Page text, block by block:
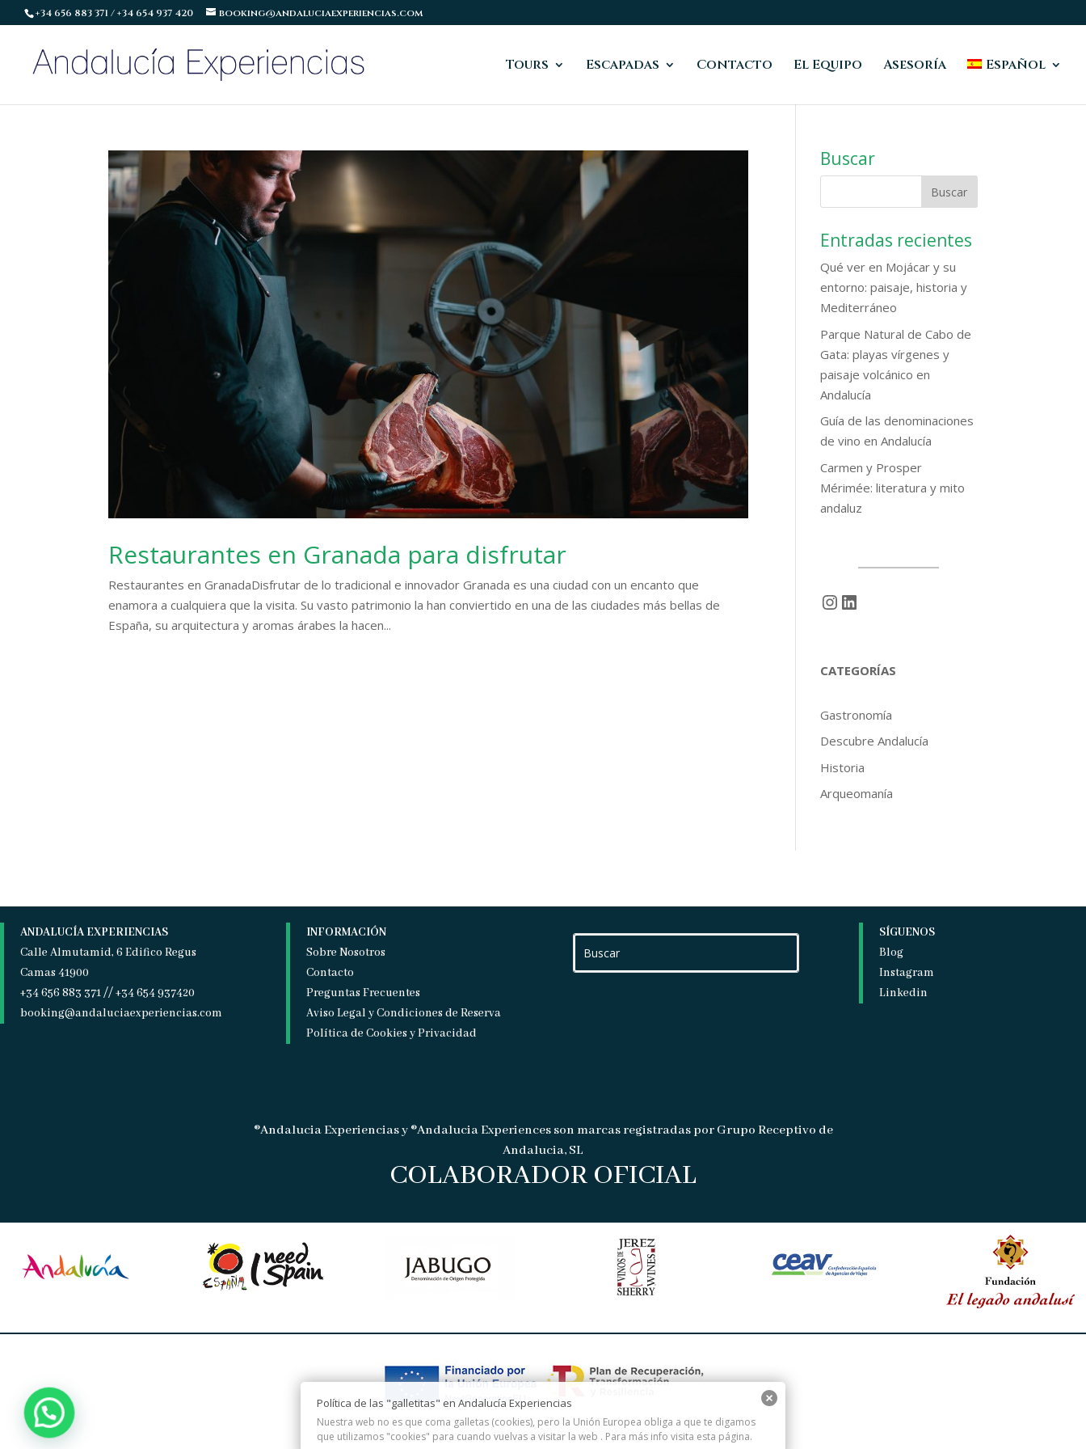
+34 656 883 371 / +34 654 937 420 booking@andaluciaexperiencias.com
Tours Escapadas Contacto El Equipo Asesoría Español
Restaurantes en Granada para disfrutar
Restaurantes en GranadaDisfrutar de lo tradicional e innovador Granada es una ciudad con un encanto que
enamora a cualquiera que la visita. Su vasto patrimonio la han conviertido en una de las ciudades más bellas de
España, su arquitectura y aromas árabes la hacen...
Buscar
Entradas recientes
Qué ver en Mojácar y su
entorno: paisaje, historia y
Mediterráneo
Parque Natural de Cabo de
Gata: playas vírgenes y
paisaje volcánico en
Andalucía
Guía de las denominaciones
de vino en Andalucía
Carmen y Prosper
Mérimée: literatura y mito
andaluz
Instagram
LinkedIn
CATEGORÍAS
Gastronomía
Descubre Andalucía
Historia
Arqueomanía
ANDALUCÍA EXPERIENCIAS
Calle Almutamid, 6 Edifico Regus
Camas 41900
+34 656 883 371 // +34 654 937420
booking@andaluciaexperiencias.com
INFORMACIÓN
Sobre Nosotros
Contacto
Preguntas Frecuentes
Aviso Legal y Condiciones de Reserva
Política de Cookies y Privacidad
SÍGUENOS
Blog
Instagram
Linkedin
®Andalucia Experiencias y ®Andalucia Experiences son marcas registradas por Grupo Receptivo de
Andalucia, SL
COLABORADOR OFICIAL
Política de las "galletitas" en Andalucía Experiencias
Nuestra web no es que coma galletas (cookies), pero la Unión Europea obliga a que te digamos
que utilizamos "cookies" para cuando vuelvas a visitar la web . Para más info visita esta página.